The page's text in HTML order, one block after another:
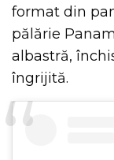
format din
pălărie
albastră,
îngrijită.